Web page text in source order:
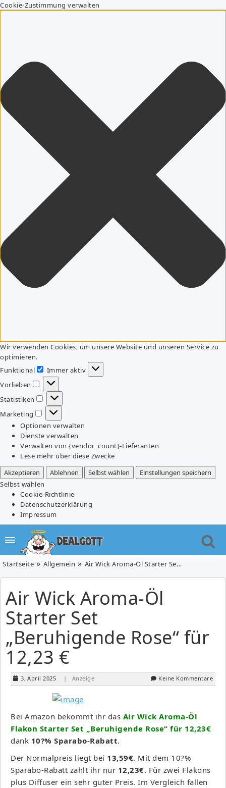
Cookie-Zustimmung verwalten
Wir verwenden Cookies, um unsere Website und unseren Service zu
optimieren.
Funktional
Funktional
Immer aktiv
Vorlieben
Vorlieben
Statistiken
Statistiken
Marketing
Marketing
Optionen verwalten
Dienste verwalten
Verwalten von {vendor_count}-Lieferanten
Lese mehr über diese Zwecke
Akzeptieren
Ablehnen Selbst wählen
Einstellungen speichern
Selbst wählen
Cookie-Richtlinie
Datenschutzerklärung
Impressum
Startseite Allgemein Air Wick Aroma-Öl Starter Set „Beruhigende Rose“ für 12,23 €
Air Wick Aroma-Öl
Starter Set
„Beruhigende Rose“ für
12,23 €
3. April 2025 | Anzeige Keine Kommentare
Bei Amazon bekommt ihr das Air Wick Aroma-Öl
Flakon Starter Set „Beruhigende Rose“ für 12,23€
dank 10?% Sparabo-Rabatt.
Der Normalpreis liegt bei 13,59€. Mit dem 10?%
Sparabo-Rabatt zahlt ihr nur 12,23€. Für zwei Flakons
plus Diffuser ein sehr guter Preis. Im Vergleich fallen